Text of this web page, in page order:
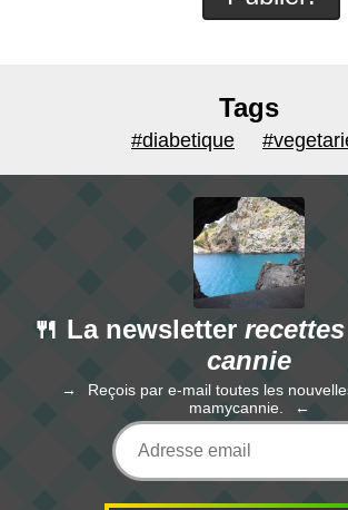
Tags
#diabetique
🍴 La newsletter
cannie
Reçois par e-mail toutes les
mamycannie.